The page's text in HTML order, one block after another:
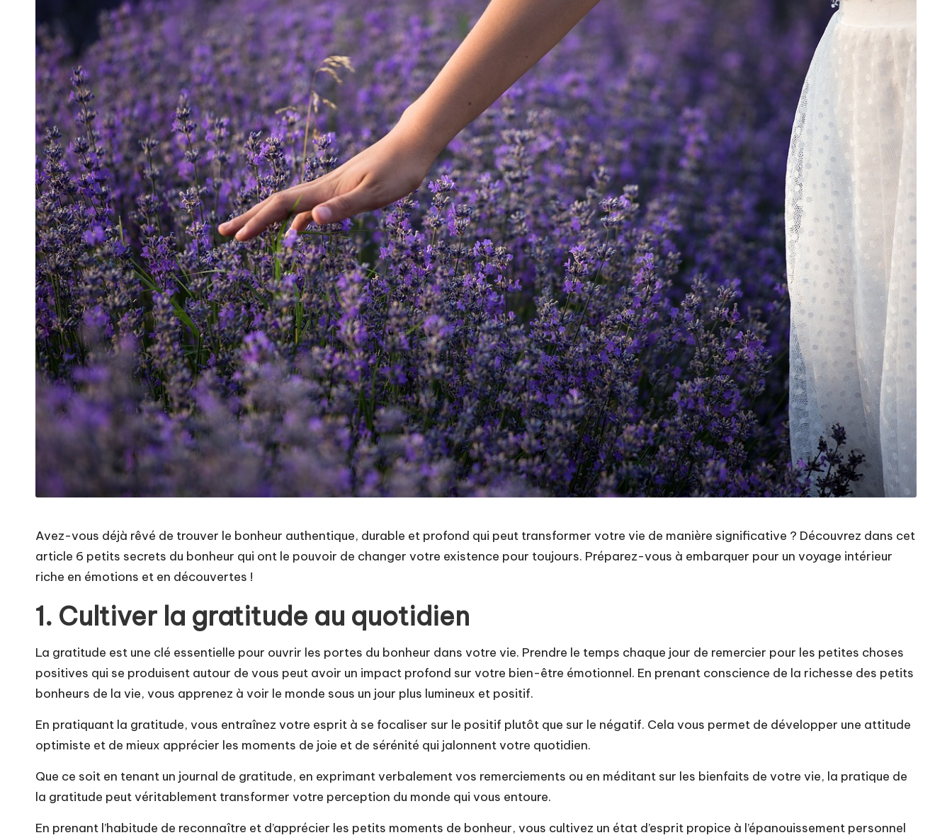
Avez-vous déjà rêvé de trouver le bonheur authentique, durable et profond qui peut transformer votre vie de manière significative ? Découvrez dans cet
article 6 petits secrets du bonheur qui ont le pouvoir de changer votre existence pour toujours. Préparez-vous à embarquer pour un voyage intérieur
riche en émotions et en découvertes !
1. Cultiver la gratitude au quotidien
La gratitude est une clé essentielle pour ouvrir les portes du bonheur dans votre vie. Prendre le temps chaque jour de remercier pour les petites choses
positives qui se produisent autour de vous peut avoir un impact profond sur votre bien-être émotionnel. En prenant conscience de la richesse des petits
bonheurs de la vie, vous apprenez à voir le monde sous un jour plus lumineux et positif.
En pratiquant la gratitude, vous entraînez votre esprit à se focaliser sur le positif plutôt que sur le négatif. Cela vous permet de développer une attitude
optimiste et de mieux apprécier les moments de joie et de sérénité qui jalonnent votre quotidien.
Que ce soit en tenant un journal de gratitude, en exprimant verbalement vos remerciements ou en méditant sur les bienfaits de votre vie, la pratique de
la gratitude peut véritablement transformer votre perception du monde qui vous entoure.
En prenant l’habitude de reconnaître et d’apprécier les petits moments de bonheur, vous cultivez un état d’esprit propice à l’épanouissement personnel